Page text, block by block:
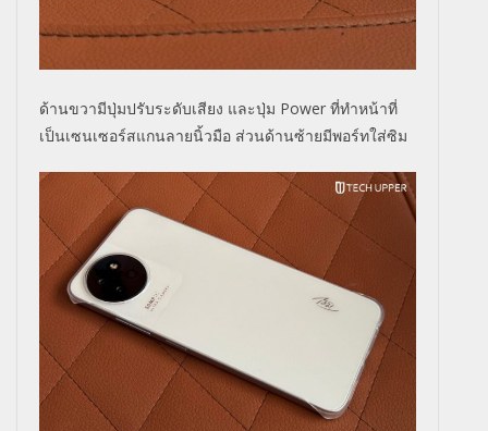
ด้านขวามีปุ่มปรับระดับเสียง และปุ่ม Power ที่ทำหน้าที่
เป็นเซนเซอร์สแกนลายนิ้วมือ ส่วนด้านซ้ายมีพอร์ทใส่ซิม